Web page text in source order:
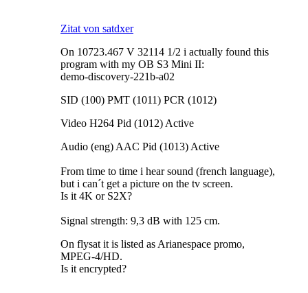
Zitat von satdxer
On 10723.467 V 32114 1/2 i actually found this
program with my OB S3 Mini II:
demo-discovery-221b-a02
SID (100) PMT (1011) PCR (1012)
Video H264 Pid (1012) Active
Audio (eng) AAC Pid (1013) Active
From time to time i hear sound (french language),
but i can´t get a picture on the tv screen.
Is it 4K or S2X?
Signal strength: 9,3 dB with 125 cm.
On flysat it is listed as Arianespace promo,
MPEG-4/HD.
Is it encrypted?